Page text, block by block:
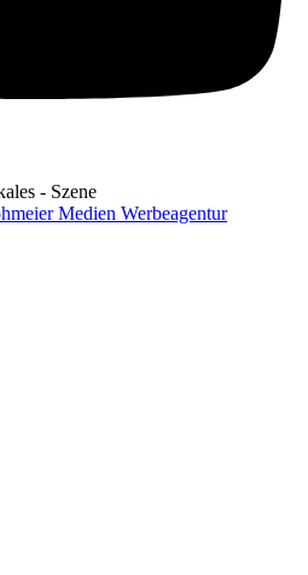
- Szene
Medien Werbeagentur